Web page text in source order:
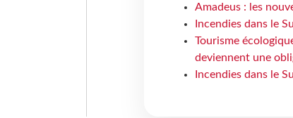
Amadeus : les
Incendies dans le
Tourisme
deviennent une
Incendies dans le